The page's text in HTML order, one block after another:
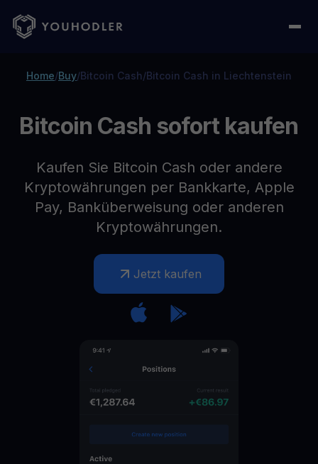
Home/Buy/Bitcoin Cash/Bitcoin Cash in Liechtenstein
Bitcoin Cash sofort kaufen
Kaufen Sie Bitcoin Cash oder andere
Kryptowährungen per Bankkarte, Apple
Pay, Banküberweisung oder anderen
Kryptowährungen.
Jetzt kaufen